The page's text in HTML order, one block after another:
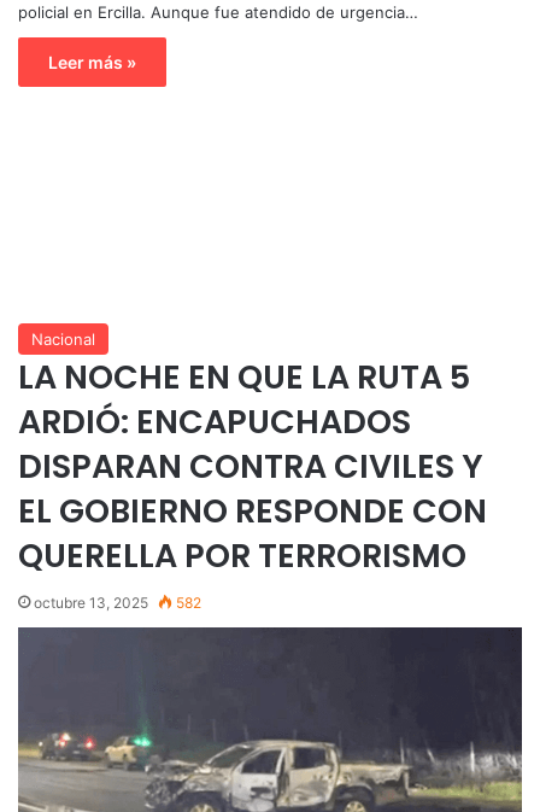
policial en Ercilla. Aunque fue atendido de urgencia…
Leer más »
Nacional
LA NOCHE EN QUE LA RUTA 5
ARDIÓ: ENCAPUCHADOS
DISPARAN CONTRA CIVILES Y
EL GOBIERNO RESPONDE CON
QUERELLA POR TERRORISMO
octubre 13, 2025 582